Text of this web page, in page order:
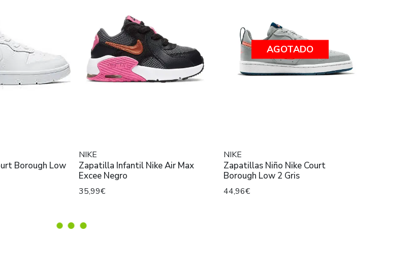
Borough Low
NIKE
Zapatilla Infantil Nike Air Max
Excee Negro
35,99€
AGOTADO
NIKE
Zapatillas Niño Nike Court
Borough Low 2 Gris
44,96€